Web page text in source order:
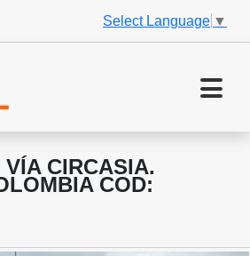
Select Language ▼
CIRCASIA.
COD: